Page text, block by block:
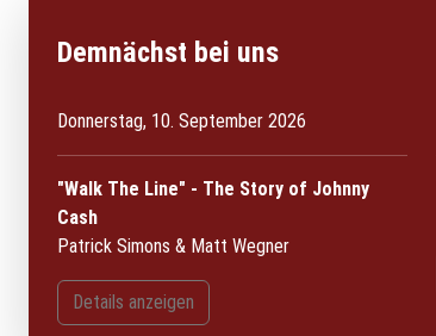
Demnächst bei uns
Donnerstag, 10. September 2026
"Walk The Line" - The Story of Johnny
Cash
Patrick Simons & Matt Wegner
Details anzeigen